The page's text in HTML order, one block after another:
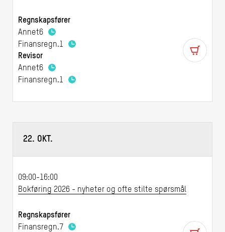
Regnskapsfører
Annet6
Finansregn.1
Revisor
Annet6
Finansregn.1
22. OKT.
09:00-16:00
Bokføring 2026 - nyheter og ofte stilte spørsmål
Regnskapsfører
Finansregn.7